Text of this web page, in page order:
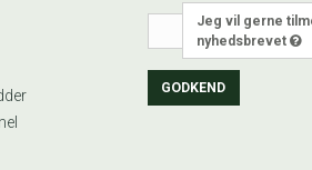
Jeg vil gerne
nyhedsbrevet
GODKEND